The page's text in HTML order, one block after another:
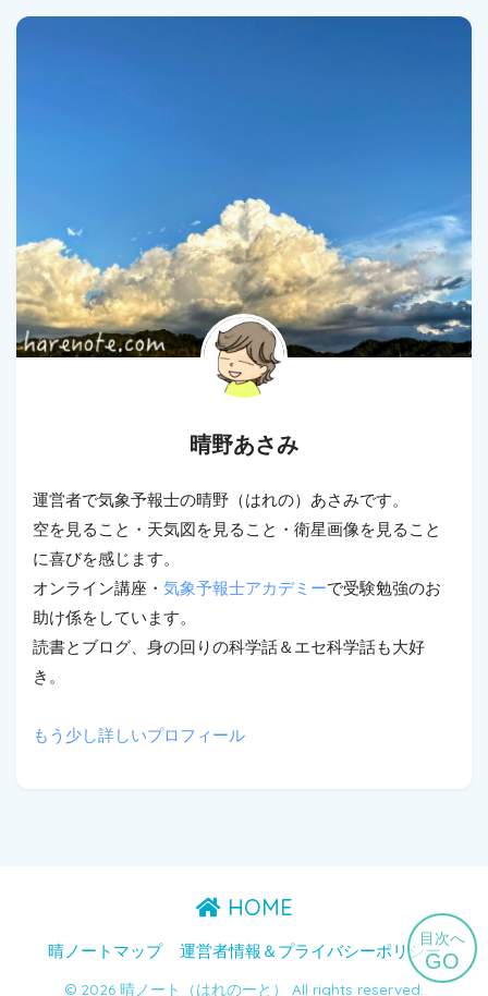
目次へ
GO
晴野あさみ
運営者で気象予報士の晴野（はれの）あさみです。
空を見ること・天気図を見ること・衛星画像を見ること
に喜びを感じます。
オンライン講座・ 気象予報士アカデミーで受験勉強のお
助け係をしています。
読書とブログ、身の回りの科学話＆エセ科学話も大好
き。
もう少し詳しいプロフィール
HOME
晴ノートマップ 運営者情報＆プライバシーポリシー
© 2026 晴ノート（はれのーと） All rights reserved.